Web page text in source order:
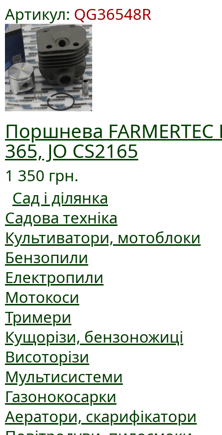
Артикул: QG36548R
Поршнева
365, JO CS2165
1 350 грн.
Сад і ділянка
Садова техніка
Культиватори, мотоблоки
Бензопили
Електропили
Мотокоси
Тримери
Кущорізи, бензоножиці
Висоторізи
Мультисистеми
Газонокосарки
Аератори, скарифікатори